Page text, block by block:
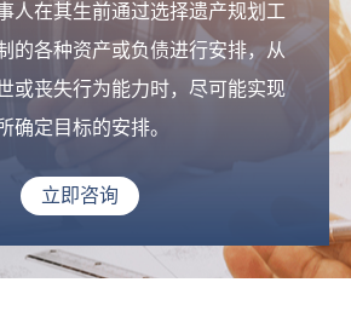
人在其生前通过选择遗产规划工
的各种资产或负债进行安排，从
或丧失行为能力时，尽可能实现
确定目标的安排。
立即咨询